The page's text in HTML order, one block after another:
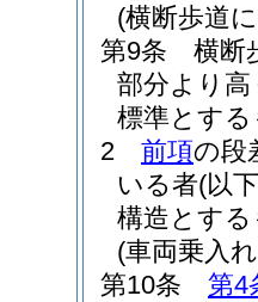
(横断歩道
第9条
横断
部分より
標準とす
2
前項の段
いる者(以
構造とす
(車両乗入
第10条
第4